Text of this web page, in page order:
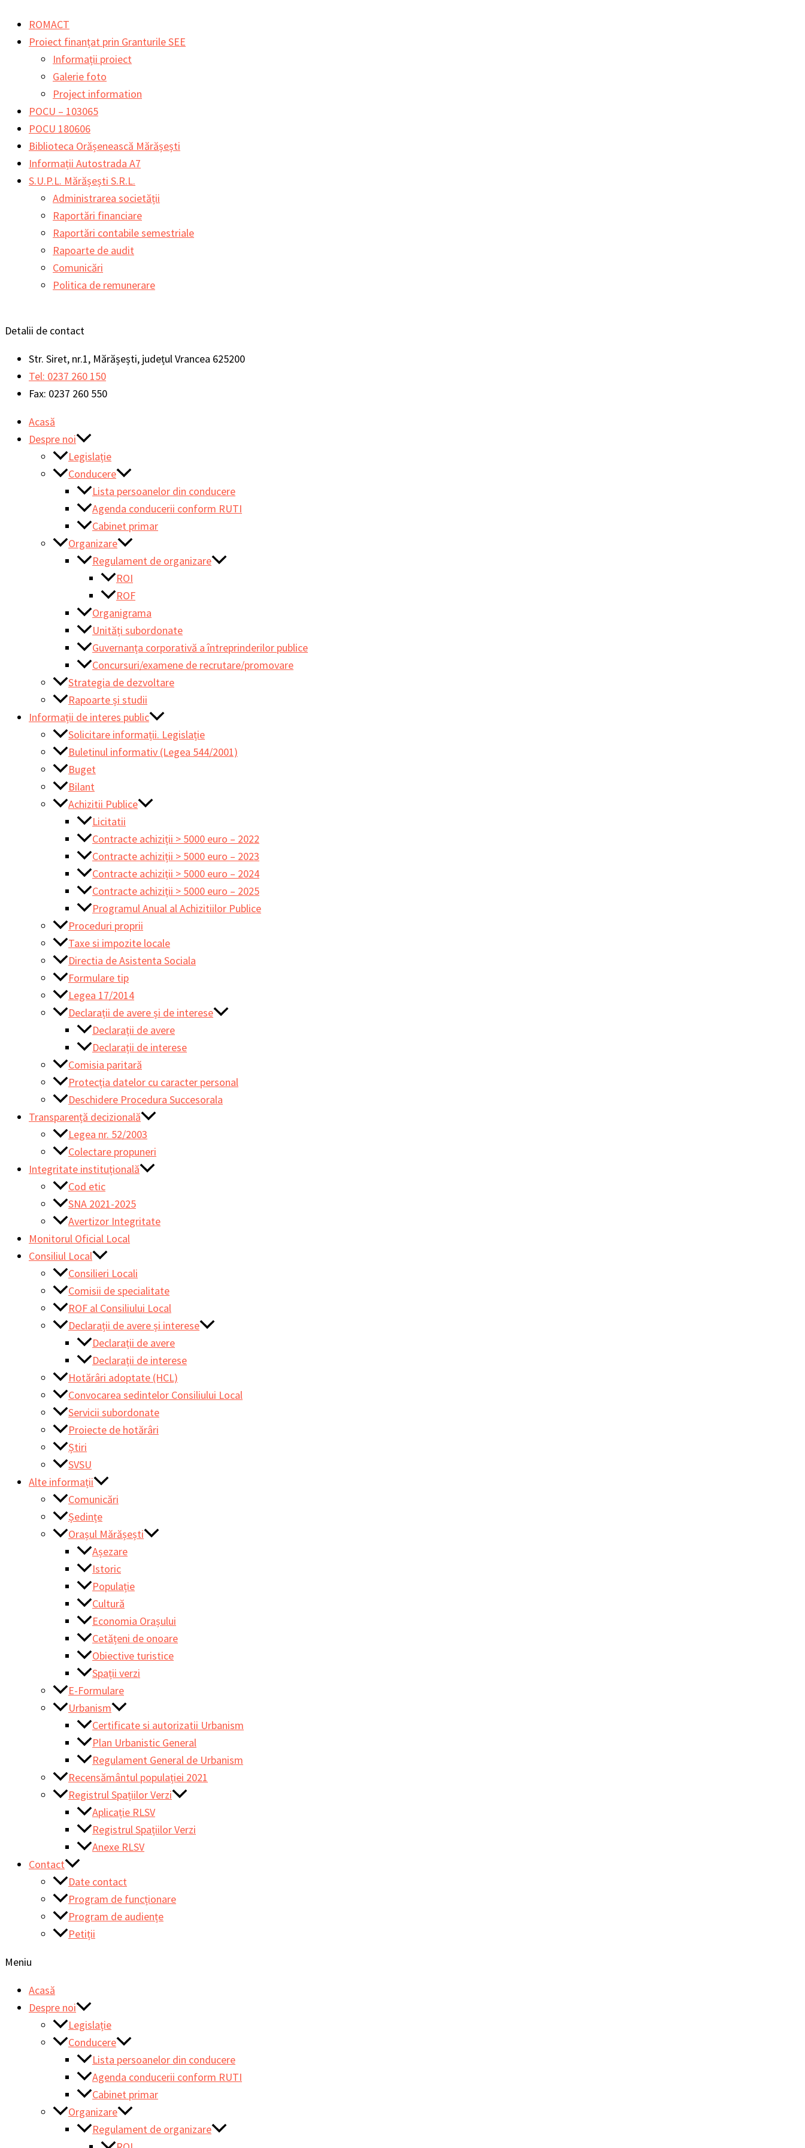
content
Menu ROMACT
Proiect finanțat prin Granturile SEE
Informații proiect
Galerie foto
Project information
POCU – 103065
POCU 180606
Biblioteca Orășenească Mărășești
Informații Autostrada A7
S.U.P.L. Mărășești S.R.L.
Administrarea societății
Raportări financiare
Raportări contabile semestriale
Rapoarte de audit
Comunicări
Politica de remunerare
Detalii de contact
Str. Siret, nr.1, Mărășești, județul Vrancea 625200
Tel: 0237 260 150
Fax: 0237 260 550
Acasă
Despre noi
Legislație
Conducere
Lista persoanelor din conducere
Agenda conducerii conform RUTI
Cabinet primar
Organizare
Regulament de organizare
ROI
ROF
Organigrama
Unități subordonate
Guvernanța corporativă a întreprinderilor publice
Concursuri/examene de recrutare/promovare
Strategia de dezvoltare
Rapoarte și studii
Informații de interes public
Solicitare informații. Legislație
Buletinul informativ (Legea 544/2001)
Buget
Bilant
Achizitii Publice
Licitatii
Contracte achiziții > 5000 euro – 2022
Contracte achiziții > 5000 euro – 2023
Contracte achiziții > 5000 euro – 2024
Contracte achiziții > 5000 euro – 2025
Programul Anual al Achizitiilor Publice
Proceduri proprii
Taxe si impozite locale
Directia de Asistenta Sociala
Formulare tip
Legea 17/2014
Declarații de avere și de interese
Declarații de avere
Declarații de interese
Comisia paritară
Protecția datelor cu caracter personal
Deschidere Procedura Succesorala
Transparență decizională
Legea nr. 52/2003
Colectare propuneri
Integritate instituțională
Cod etic
SNA 2021-2025
Avertizor Integritate
Monitorul Oficial Local
Consiliul Local
Consilieri Locali
Comisii de specialitate
ROF al Consiliului Local
Declarații de avere și interese
Declarații de avere
Declarații de interese
Hotărâri adoptate (HCL)
Convocarea sedintelor Consiliului Local
Servicii subordonate
Proiecte de hotărâri
Știri
SVSU
Alte informații
Comunicări
Ședințe
Orașul Mărășești
Așezare
Istoric
Populație
Cultură
Economia Orașului
Cetățeni de onoare
Obiective turistice
Spații verzi
E-Formulare
Urbanism
Certificate si autorizatii Urbanism
Plan Urbanistic General
Regulament General de Urbanism
Recensământul populației 2021
Registrul Spațiilor Verzi
Aplicație RLSV
Registrul Spațiilor Verzi
Anexe RLSV
Contact
Date contact
Program de funcționare
Program de audiențe
Petiții
Meniu
Acasă
Despre noi
Legislație
Conducere
Lista persoanelor din conducere
Agenda conducerii conform RUTI
Cabinet primar
Organizare
Regulament de organizare
Menu
for: